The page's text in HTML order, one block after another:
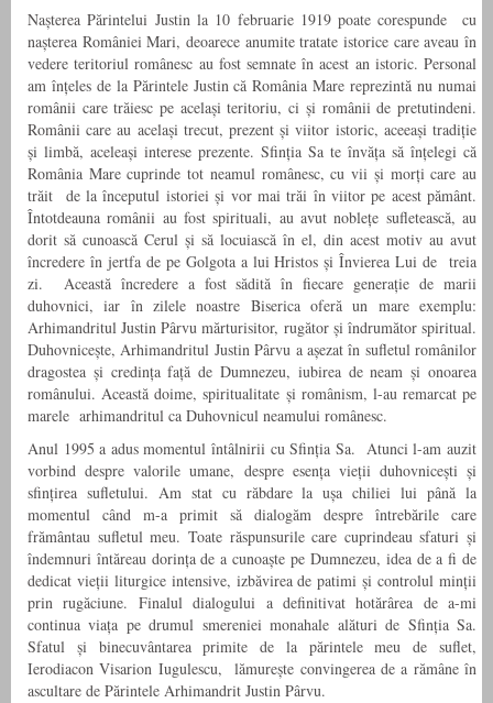
Nașterea Părintelui Justin la 10 februarie 1919 poate corespunde cu
nașterea României Mari, deoarece anumite tratate istorice care aveau în
vedere teritoriul românesc au fost semnate în acest an istoric. Personal
am înțeles de la Părintele Justin că România Mare reprezintă nu numai
românii care trăiesc pe același teritoriu, ci și românii de pretutindeni.
Românii care au același trecut, prezent și viitor istoric, aceeași tradiție
și limbă, aceleași interese prezente. Sfinția Sa te învăța să înțelegi că
România Mare cuprinde tot neamul românesc, cu vii și morți care au
trăit de la începutul istoriei și vor mai trăi în viitor pe acest pământ.
Întotdeauna românii au fost spirituali, au avut noblețe sufletească, au
dorit să cunoască Cerul și să locuiască în el, din acest motiv au avut
încredere în jertfa de pe Golgota a lui Hristos și Învierea Lui de treia
zi. Această încredere a fost sădită în fiecare generație de marii
duhovnici, iar în zilele noastre Biserica oferă un mare exemplu:
Arhimandritul Justin Pârvu mărturisitor, rugător și îndrumător spiritual.
Duhovnicește, Arhimandritul Justin Pârvu a așezat în sufletul românilor
dragostea și credința față de Dumnezeu, iubirea de neam și onoarea
românului. Această doime, spiritualitate și românism, l-au remarcat pe
marele arhimandritul ca Duhovnicul neamului românesc.
Anul 1995 a adus momentul întâlnirii cu Sfinția Sa. Atunci l-am auzit
vorbind despre valorile umane, despre esența vieții duhovnicești și
sfințirea sufletului. Am stat cu răbdare la ușa chiliei lui până la
momentul când m-a primit să dialogăm despre întrebările care
frământau sufletul meu. Toate răspunsurile care cuprindeau sfaturi și
îndemnuri întăreau dorința de a cunoaște pe Dumnezeu, idea de a fi de
dedicat vieții liturgice intensive, izbăvirea de patimi și controlul minții
prin rugăciune. Finalul dialogului a definitivat hotărârea de a-mi
continua viața pe drumul smereniei monahale alături de Sfinția Sa.
Sfatul și binecuvântarea primite de la părintele meu de suflet,
Ierodiacon Visarion Iugulescu, lămurește convingerea de a rămâne în
ascultare de Părintele Arhimandrit Justin Pârvu.